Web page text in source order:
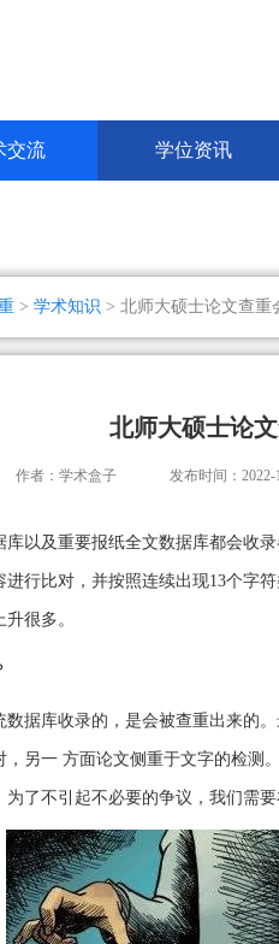
交流 学位资讯
> 学术知识 > 北师大硕士论文查重
北师大硕士论
作者：学术盒子 发布时间：2022-
以及重要报纸全文数据库都会收
行比对，并按照连续出现13个字
很多。
据库收录的，是会被查重出来的
另一 方面论文侧重于文字的检测
了不引起不必要的争议，我们需